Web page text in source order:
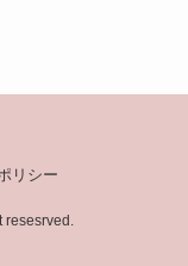
リシー
resesrved.